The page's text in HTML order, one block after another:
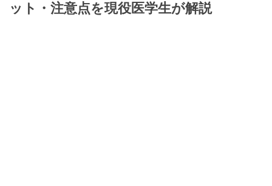
ット・注意点を現役医学生が解説